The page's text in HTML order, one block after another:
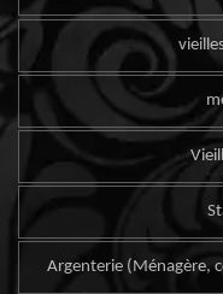
Argenterie (Ménagère,